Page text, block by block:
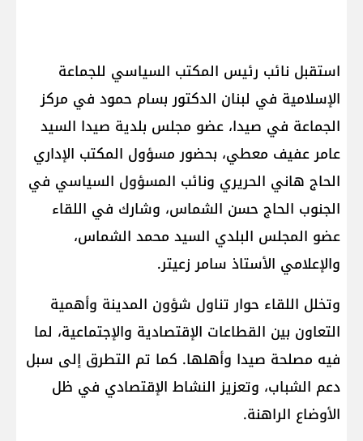
استقبل نائب رئيس المكتب السياسي للجماعة
الإسلامية في لبنان الدكتور بسام حمود في مركز
الجماعة في صيدا، عضو مجلس بلدية صيدا السيد
عامر عفيف معطي، بحضور مسؤول المكتب الإداري
الحاج هاني الحريري ونائب المسؤول السياسي في
الجنوب الحاج حسن الشماس، وشارك في اللقاء
عضو المجلس البلدي السيد محمد الشماس،
والإعلامي الأستاذ سامر زعيتر.
وتخلل اللقاء حوار تناول شؤون المدينة وأهمية
التعاون بين القطاعات الإقتصادية والإجتماعية، لما
فيه مصلحة صيدا وأهلها. كما تم التطرق إلى سبل
دعم الشباب، وتعزيز النشاط الإقتصادي في ظل
الأوضاع الراهنة.